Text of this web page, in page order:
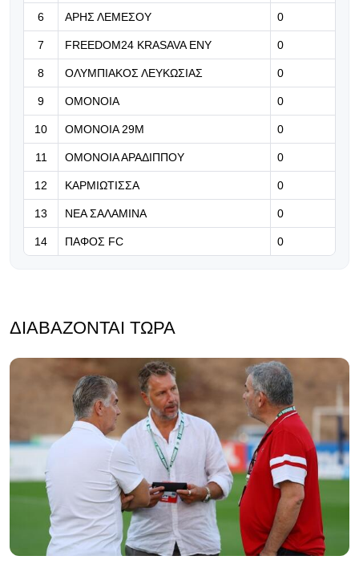
08.08.2026 | 22:43
Συμφώνησε με Λουκάκου και πλέον
πιέζει τη Νάπολι για το deal η
Φενέρ!
«Ερυθρόλευκη» νίκη στο Παραλίμνι
6 ΑΡΗΣ ΛΕΜΕΣΟΥ 0
7 FREEDOM24 KRASAVA ΕΝΥ 0
8 ΟΛΥΜΠΙΑΚΟΣ ΛΕΥΚΩΣΙΑΣ 0
9 ΟΜΟΝΟΙΑ 0
10 ΟΜΟΝΟΙΑ 29Μ 0
11 ΟΜΟΝΟΙΑ ΑΡΑΔΙΠΠΟΥ 0
12 ΚΑΡΜΙΩΤΙΣΣΑ 0
13 ΝΕΑ ΣΑΛΑΜΙΝΑ 0
14 ΠΑΦΟΣ FC 0
ΔΙΑΒΆΖΟΝΤΑΙ ΤΏΡΑ